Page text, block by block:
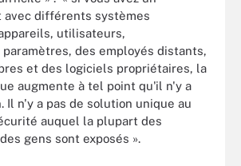
avec différents systèmes
utilisateurs,
des employés distants,
et des logiciels propriétaires, la
augmente à tel point qu'il n'y a
Il n'y a pas de solution unique au
auquel la plupart des
gens sont exposés ».